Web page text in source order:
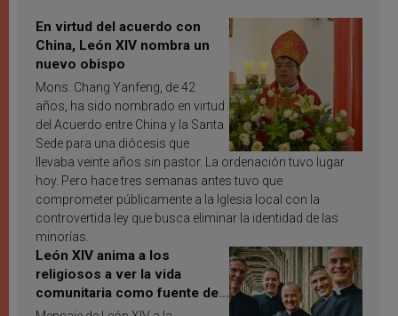
En virtud del acuerdo con
China, León XIV nombra un
nuevo obispo
Mons. Chang Yanfeng, de 42
años, ha sido nombrado en virtud
del Acuerdo entre China y la Santa
Sede para una diócesis que
llevaba veinte años sin pastor. La ordenación tuvo lugar
hoy. Pero hace tres semanas antes tuvo que
comprometer públicamente a la Iglesia local con la
controvertida ley que busca eliminar la identidad de las
minorías.
León XIV anima a los
religiosos a ver la vida
comunitaria como fuente de
inspiración y santificación